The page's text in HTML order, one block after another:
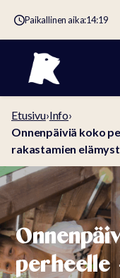
Paikallinen aika:14:19
Etusivu›Info›
Onnenpäiviä koko
rakastamien